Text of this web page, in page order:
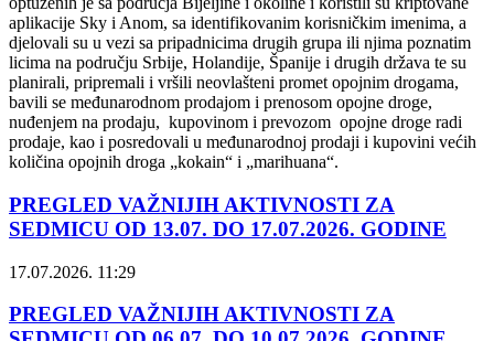
aplikacije Sky i Anom, sa identifikovanim korisničkim imenima, a
djelovali su u vezi sa pripadnicima drugih grupa ili njima poznatim
licima na području Srbije, Holandije, Španije i drugih država te su
planirali, pripremali i vršili neovlašteni promet opojnim drogama,
bavili se međunarodnom prodajom i prenosom opojne droge,
nuđenjem na prodaju, kupovinom i prevozom opojne droge radi
prodaje, kao i posredovali u međunarodnoj prodaji i kupovini većih
količina opojnih droga „kokain“ i „marihuana“.
PREGLED VAŽNIJIH AKTIVNOSTI ZA
SEDMICU OD 13.07. DO 17.07.2026. GODINE
17.07.2026. 11:29
PREGLED VAŽNIJIH AKTIVNOSTI ZA